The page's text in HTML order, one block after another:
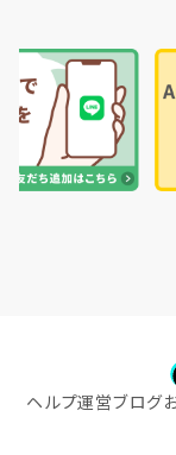
ヘルプ運営ブログ